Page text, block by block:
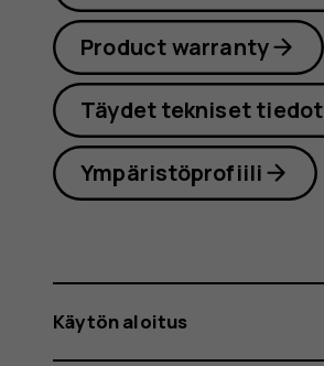
Product warranty
Täydet tekniset tiedot
Ympäristöprofiili
Käytön aloitus